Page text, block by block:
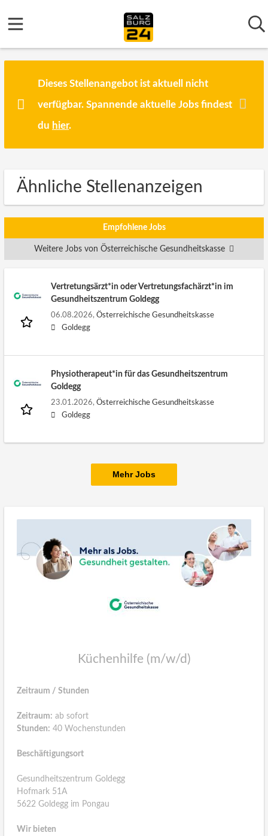
Dieses Stellenangebot ist aktuell nicht
verfügbar. Spannende aktuelle Jobs findest
du hier.
Ähnliche Stellenanzeigen
Empfohlene Jobs
Weitere Jobs von Österreichische Gesundheitskasse
Vertretungsärzt*in oder Vertretungsfachärzt*in im
Gesundheitszentrum Goldegg
06.08.2026, Österreichische Gesundheitskasse
Goldegg
Physiotherapeut*in für das Gesundheitszentrum
Goldegg
23.01.2026, Österreichische Gesundheitskasse
Goldegg
Mehr Jobs
Küchenhilfe (m/w/d)
Zeitraum / Stunden
Zeitraum: ab sofort
Stunden: 40 Wochenstunden
Be­schäf­ti­gungs­ort
Gesundheitszentrum Goldegg
Hofmark 51A
5622 Goldegg im Pongau
Wir bieten